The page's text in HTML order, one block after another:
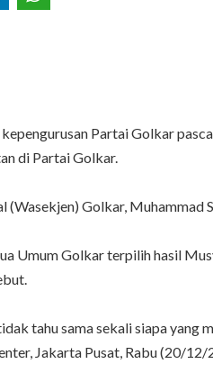
Partai Golkar
di Partai Golkar.
(Wasekjen) Golkar,
Umum Golkar terpilih hasil
tahu sama sekali siapa yang
Jakarta Pusat, Rabu (20/12/